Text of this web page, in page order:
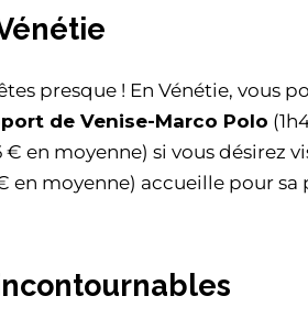
presque ! En Vénétie,
de Venise-Marco Polo
€ en moyenne) si vous désirez
en moyenne) accueille pour